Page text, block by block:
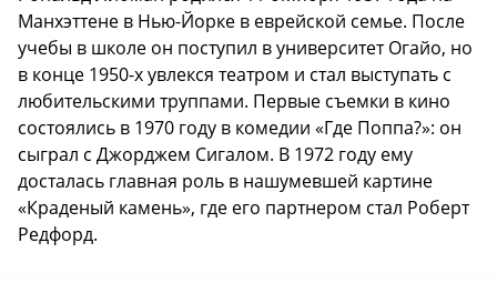
Манхэттене в Нью-Йорке в еврейской семье. После
учебы в школе он поступил в университет Огайо, но
в конце 1950-х увлекся театром и стал выступать с
любительскими труппами. Первые съемки в кино
состоялись в 1970 году в комедии «Где Поппа?»: он
сыграл с Джорджем Сигалом. В 1972 году ему
досталась главная роль в нашумевшей картине
«Краденый камень», где его партнером стал Роберт
Редфорд.